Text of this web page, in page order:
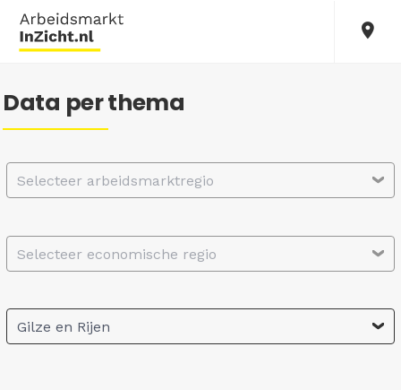
Data per thema
Selecteer arbeidsmarktregio
Selecteer economische regio
Gilze en Rijen